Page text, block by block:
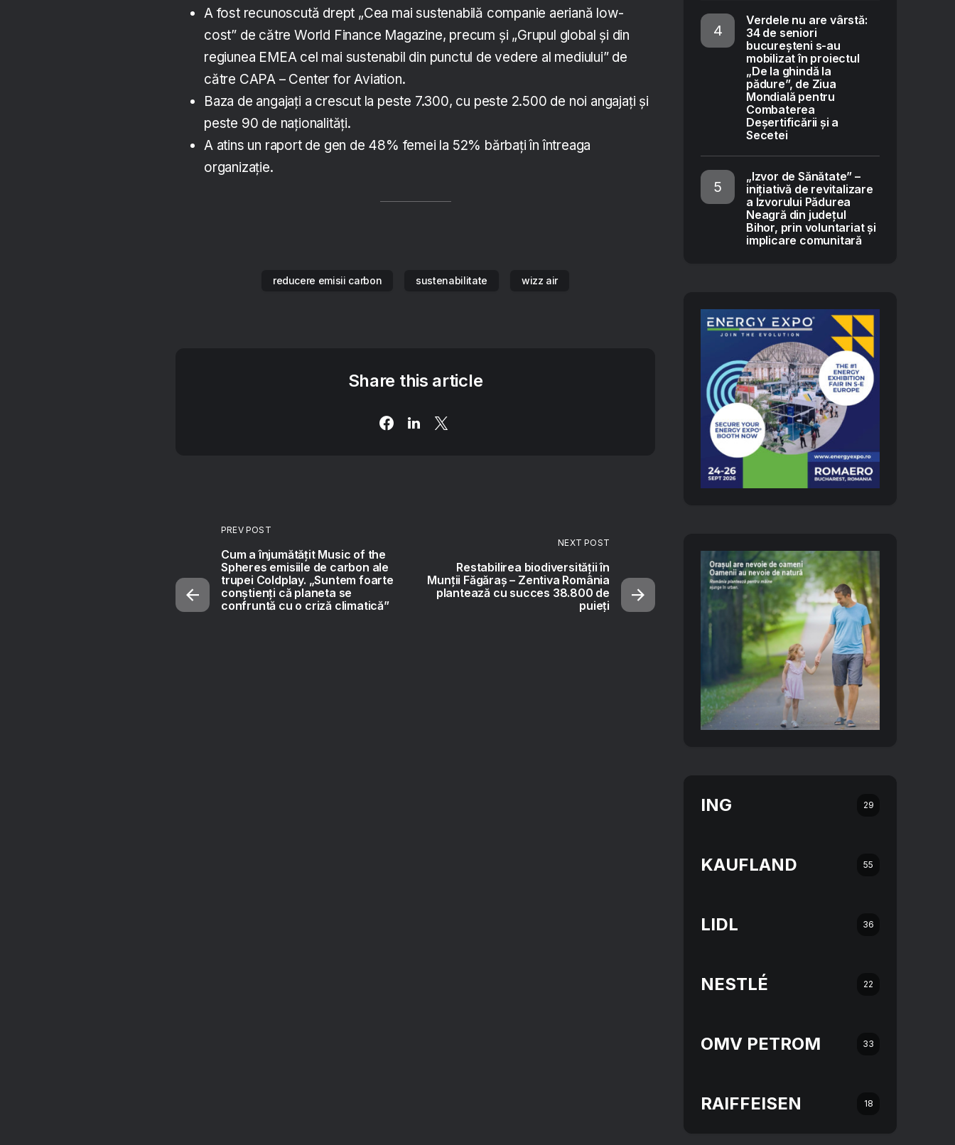
A fost recunoscută drept „Cea mai sustenabilă companie aeriană low-
cost” de către World Finance Magazine, precum și „Grupul global și din
regiunea EMEA cel mai sustenabil din punctul de vedere al mediului” de
către CAPA – Center for Aviation.
Baza de angajați a crescut la peste 7.300, cu peste 2.500 de noi angajați și
peste 90 de naționalități.
A atins un raport de gen de 48% femei la 52% bărbați în întreaga
organizație.
reducere emisii carbon sustenabilitate wizz air
Share this article
PREV POST
Cum a înjumătățit Music of the
Spheres emisiile de carbon ale
trupei Coldplay. „Suntem foarte
conștienți că planeta se
confruntă cu o criză climatică”
NEXT POST
Restabilirea biodiversității în
Munții Făgăraș – Zentiva România
plantează cu succes 38.800 de
puieți
Verdele nu are vârstă:
34 de seniori
bucureșteni s-au
mobilizat în proiectul
„De la ghindă la
pădure”, de Ziua
Mondială pentru
Combaterea
Deșertificării și a
Secetei
„Izvor de Sănătate” –
inițiativă de revitalizare
a Izvorului Pădurea
Neagră din județul
Bihor, prin voluntariat și
implicare comunitară
ING 29
KAUFLAND 55
LIDL 36
NESTLÉ 22
OMV PETROM 33
RAIFFEISEN 18